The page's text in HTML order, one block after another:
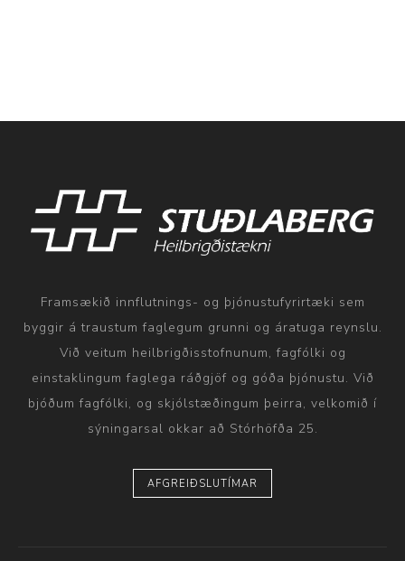
Framsækið innflutnings- og þjónustufyrirtæki sem
byggir á traustum faglegum grunni og áratuga reynslu.
Við veitum heilbrigðisstofnunum, fagfólki og
einstaklingum faglega ráðgjöf og góða þjónustu. Við
bjóðum fagfólki, og skjólstæðingum þeirra, velkomið í
sýningarsal okkar að Stórhöfða 25.
AFGREIÐSLUTÍMAR